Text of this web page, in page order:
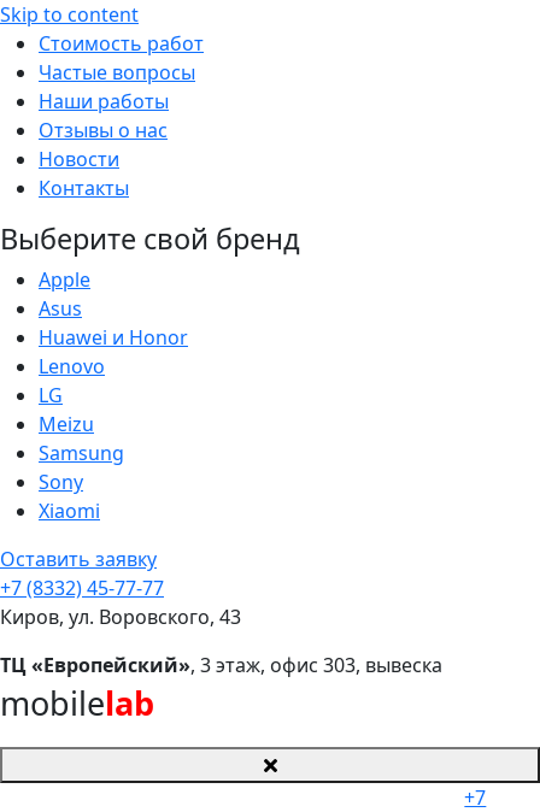
Skip to content
Стоимость работ
Частые вопросы
Наши работы
Отзывы о нас
Новости
Контакты
Выберите свой бренд
Apple
Asus
Huawei и Honor
Lenovo
LG
Meizu
Samsung
Sony
Xiaomi
Оставить заявку
+7 (8332) 45-77-77
Киров, ул. Воровского, 43
ТЦ «Европейский», 3 этаж, офис 303, вывеска
mobilelab
+7